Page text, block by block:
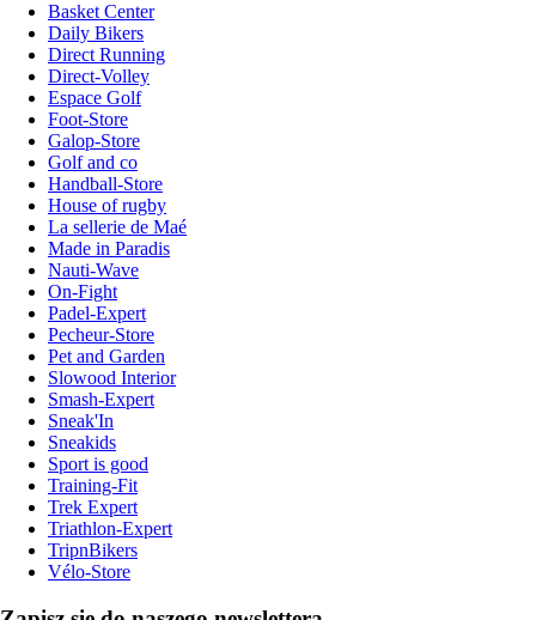
Basket Center
Daily Bikers
Direct Running
Direct-Volley
Espace Golf
Foot-Store
Galop-Store
Golf and co
Handball-Store
House of rugby
La sellerie de Maé
Made in Paradis
Nauti-Wave
On-Fight
Padel-Expert
Pecheur-Store
Pet and Garden
Slowood Interior
Smash-Expert
Sneak'In
Sneakids
Sport is good
Training-Fit
Trek Expert
Triathlon-Expert
TripnBikers
Vélo-Store